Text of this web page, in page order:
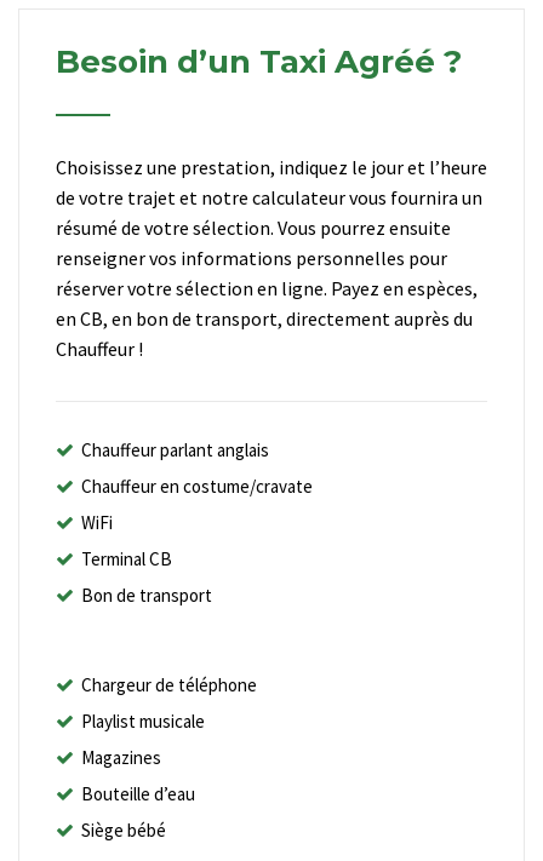
Besoin d’un Taxi Agréé ?
Choisissez une prestation, indiquez le jour et l’heure
de votre trajet et notre calculateur vous fournira un
résumé de votre sélection. Vous pourrez ensuite
renseigner vos informations personnelles pour
réserver votre sélection en ligne. Payez en espèces,
en CB, en bon de transport, directement auprès du
Chauffeur !
Chauffeur parlant anglais
Chauffeur en costume/cravate
WiFi
Terminal CB
Bon de transport
Chargeur de téléphone
Playlist musicale
Magazines
Bouteille d’eau
Siège bébé